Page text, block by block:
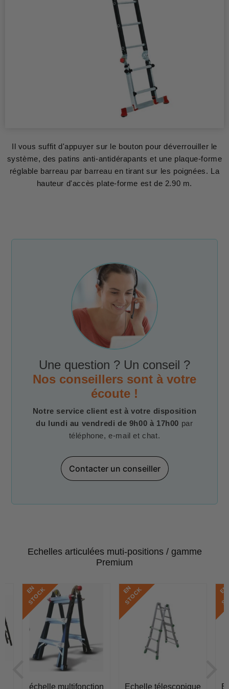
Il vous suffit d'appuyer sur le bouton pour déverrouiller le
système, des patins anti-antidérapants et une plaque-forme
réglable barreau par barreau en tirant sur les poignées. La
hauteur d'accès plate-forme est de 2.90 m.
Une question ? Un conseil ?
Nos conseillers sont à votre
écoute !
Notre service client est à votre disposition
du lundi au vendredi de 9h00 à 17h00 par
téléphone, e-mail et chat.
Contacter un conseiller
Echelles articulées muti-positions / gamme
Premium
E
N
S
T
O
C
K
échelle multifonction
E
N
S
T
O
C
K
Echelle télescopique
E
N
S
T
O
C